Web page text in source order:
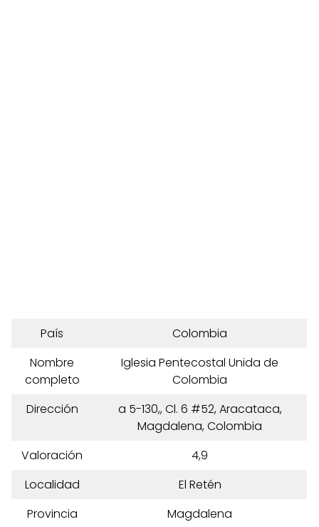
País
Colombia
Nombre
completo
Iglesia Pentecostal Unida de
Colombia
Dirección
a 5-130,, Cl. 6 #52, Aracataca,
Magdalena, Colombia
Valoración
4,9
Localidad
El Retén
Provincia
Magdalena